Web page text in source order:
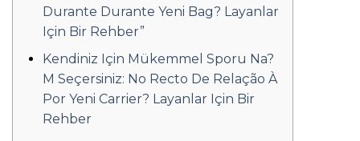
Durante Durante Yeni Bag? Layanlar
Için Bir Rehber”
Kendiniz Için Mükemmel Sporu Na?
M Seçersiniz: No Recto De Relação À
Por Yeni Carrier? Layanlar Için Bir
Rehber